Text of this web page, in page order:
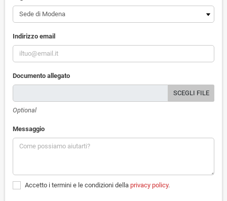
Indirizzo email
Documento allegato
SCEGLI FILE
Optional
Messaggio
Accetto i termini e le condizioni della privacy policy.